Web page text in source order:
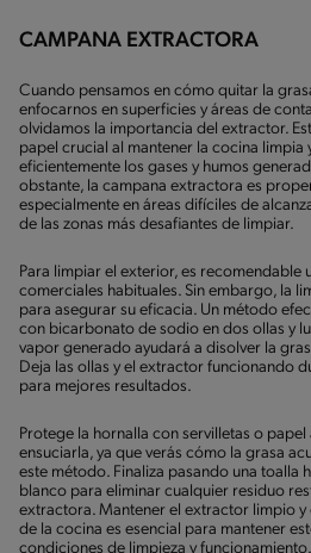
CAMPANA EXTRACTORA
Cuando pensamos en cómo quitar la
enfocarnos en superficies y áreas de
olvidamos la importancia del extractor.
papel crucial al mantener la cocina limpia
eficientemente los gases y humos
obstante, la campana extractora es
especialmente en áreas difíciles de
de las zonas más desafiantes de limpiar.
Para limpiar el exterior, es recomendable
comerciales habituales. Sin embargo, la
para asegurar su eficacia. Un método
con bicarbonato de sodio en dos ollas y
vapor generado ayudará a disolver la
Deja las ollas y el extractor funcionando
para mejores resultados.
Protege la hornalla con servilletas o
ensuciarla, ya que verás cómo la grasa
este método. Finaliza pasando una toalla
blanco para eliminar cualquier residuo
extractora. Mantener el extractor limpio
de la cocina es esencial para mantener
condiciones de limpieza y funcionamiento.